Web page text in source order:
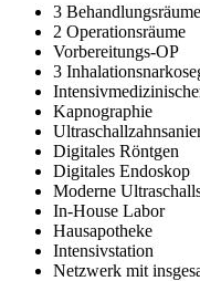
3 Behandlungsräume
2 Operationsräume
Vorbereitungs-OP
3
Kapnographie
Digitales Röntgen
Digitales Endoskop
Moderne
In-House Labor
Hausapotheke
Intensivstation
Netzwerk mit